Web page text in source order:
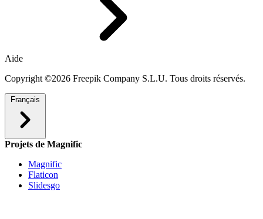
Aide
Copyright ©2026 Freepik Company S.L.U. Tous droits réservés.
Français
Projets de Magnific
Magnific
Flaticon
Slidesgo